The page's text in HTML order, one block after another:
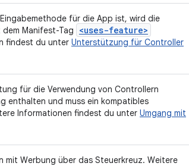
für die App ist, wird die
Manifest-Tag
<uses-feature>
findest du unter Unterstützung für Controller
für die Verwendung von Controllern
enthalten und muss ein kompatibles
Informationen findest du unter Umgang mit
mit Werbung über das Steuerkreuz. Weitere